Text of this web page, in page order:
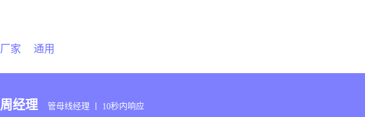
厂家 通用
周经理 管母线经理 丨 10秒内响应